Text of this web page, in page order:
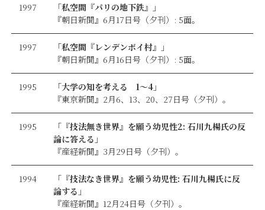
1997
「私空間『パリの地下鉄』」
『朝日新聞』6月17日号（夕刊）: 5面。
1997
「私空間『レンデンボイ村』」
『朝日新聞』6月16日号（夕刊）: 5面。
1995
「大学の知を考える 1〜4」
『東京新聞』2月6、13、20、27日号（夕刊）。
1995
「『技法無き世界』を願う幼児性2: 石川九楊氏の反
論に答える」
『産経新聞』3月29日号（夕刊）。
1994
「『技法なき世界』を願う幼児性: 石川九楊氏に反
論する」
『産経新聞』12月24日号（夕刊）。